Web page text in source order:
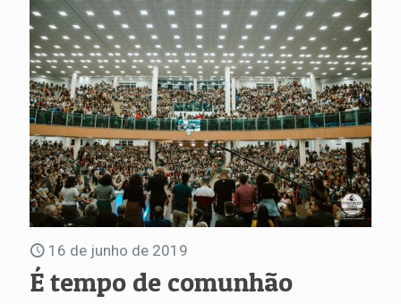
16 de junho de 2019
É tempo de comunhão